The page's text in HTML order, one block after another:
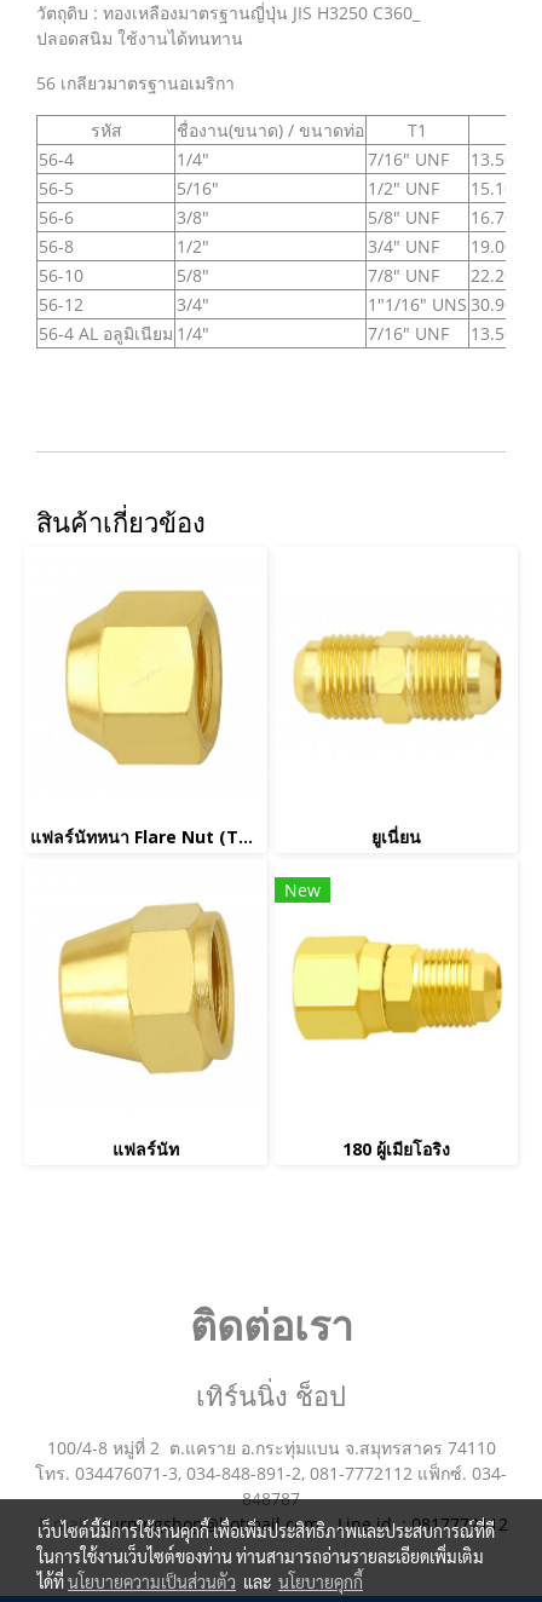
วัตถุดิบ : ทองเหลืองมาตรฐานญี่ปุ่น JIS H3250 C360_
ปลอดสนิม ใช้งานได้ทนทาน
56 เกลียวมาตรฐานอเมริกา
รหัส ชื่องาน(ขนาด) / ขนาดท่อ T1
56-4
1/4" 7/16" UNF
13.50
56-5
5/16" 1/2" UNF
15.10
56-6
3/8" 5/8" UNF
16.70
56-8
1/2" 3/4" UNF
19.00
56-10
5/8" 7/8" UNF
22.20
56-12
3/4" 1"1/16" UNS 30.90
56-4 AL อลูมิเนียม 1/4" 7/16" UNF 13.50
สินค้าเกี่ยวข้อง
แฟลร์นัทหนา Flare Nut (Thick) ยูเนี่ยน
แฟลร์นัท
New
180 ผู้เมียโอริง
ติดต่อเรา
เทิร์นนิ่ง ช็อป
100/4-8 หมู่ที่ 2 ต.แคราย อ.กระทุ่มแบน จ.สมุทรสาคร 74110
โทร. 034476071-3, 034-848-891-2, 081-7772112 แฟ็กซ์. 034-
848787
E mail :turningshop@hotmail.com , Line id : 0817772112
เว็บไซต์นี้มีการใช้งานคุกกี้ เพื่อเพิ่มประสิทธิภาพและประสบการณ์ที่ดี
ในการใช้งานเว็บไซต์ของท่าน ท่านสามารถอ่านรายละเอียดเพิ่มเติม
ได้ที่นโยบายความเป็นส่วนตัว และ นโยบายคุกกี้